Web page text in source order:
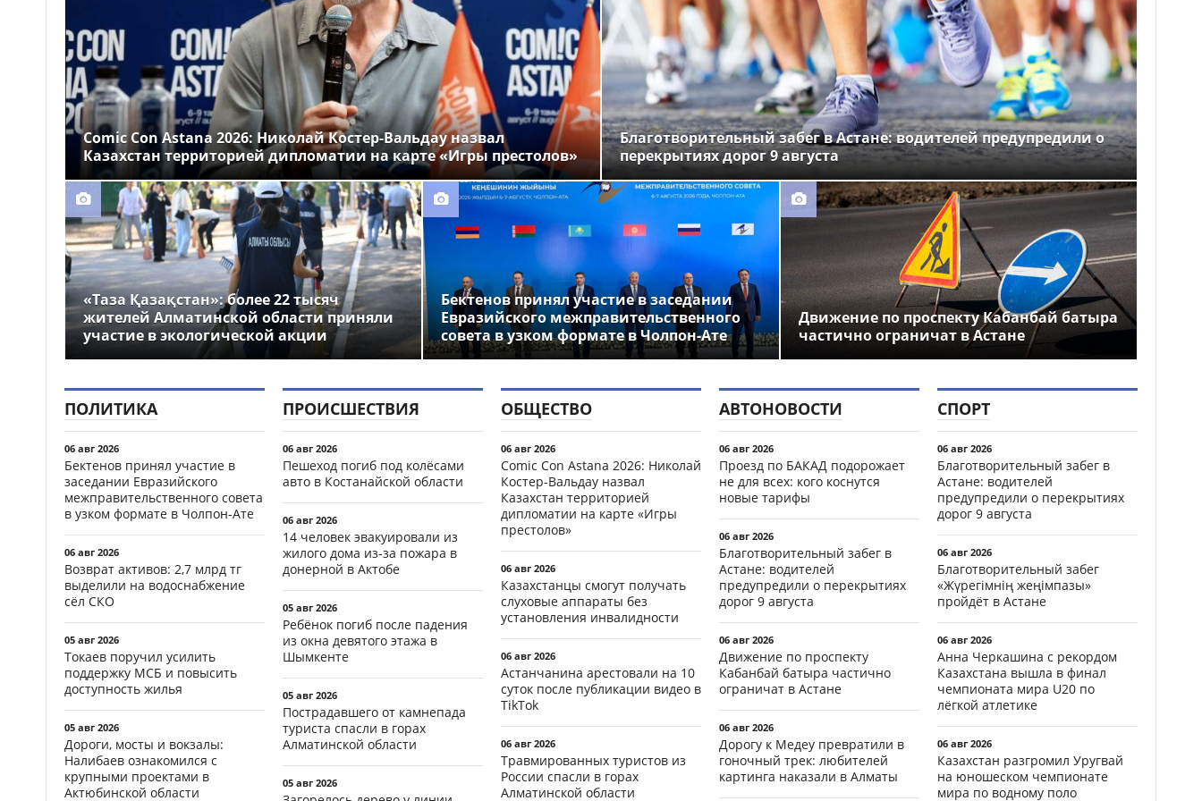
14:00
Более 1 млн тг: кому в
Казахстане предлагали
самые высокие зарплаты
12:55
Стало известно, на
какие специальности
выделили больше всего
грантов в Казахстане
Comic Con Astana 2026: Николай Костер-Вальдау назвал
Казахстан территорией дипломатии на карте «Игры престолов»
Благотворительный забег в Астане: водителей предупредили о
перекрытиях дорог 9 августа
«Таза Қазақстан»: более 22 тысяч
жителей Алматинской области приняли
участие в экологической акции
Бектенов принял участие в заседании
Евразийского межправительственного
совета в узком формате в Чолпон-Ате
Движение по проспекту Кабанбай батыра
частично ограничат в Астане
ПОЛИТИКА
06 авг 2026
Бектенов принял участие в
заседании Евразийского
межправительственного совета
в узком формате в Чолпон-Ате
06 авг 2026
Возврат активов: 2,7 млрд тг
выделили на водоснабжение
сёл СКО
05 авг 2026
Токаев поручил усилить
поддержку МСБ и повысить
доступность жилья
05 авг 2026
Дороги, мосты и вокзалы:
Налибаев ознакомился с
крупными проектами в
Актюбинской области
ПРОИСШЕСТВИЯ
06 авг 2026
Пешеход погиб под колёсами
авто в Костанайской области
06 авг 2026
14 человек эвакуировали из
жилого дома из-за пожара в
донерной в Актобе
05 авг 2026
Ребёнок погиб после падения
из окна девятого этажа в
Шымкенте
05 авг 2026
Пострадавшего от камнепада
туриста спасли в горах
Алматинской области
05 авг 2026
ОБЩЕСТВО
06 авг 2026
Comic Con Astana 2026: Николай
Костер-Вальдау назвал
Казахстан территорией
дипломатии на карте «Игры
престолов»
06 авг 2026
Казахстанцы смогут получать
слуховые аппараты без
установления инвалидности
06 авг 2026
Астанчанина арестовали на 10
суток после публикации видео в
TikTok
06 авг 2026
Травмированных туристов из
России спасли в горах
Алматинской области
АВТОНОВОСТИ
06 авг 2026
Проезд по БАКАД подорожает
не для всех: кого коснутся
новые тарифы
06 авг 2026
Благотворительный забег в
Астане: водителей
предупредили о перекрытиях
дорог 9 августа
06 авг 2026
Движение по проспекту
Кабанбай батыра частично
ограничат в Астане
06 авг 2026
Дорогу к Медеу превратили в
гоночный трек: любителей
картинга наказали в Алматы
СПОРТ
06 авг 2026
Благотворительный забег в
Астане: водителей
предупредили о перекрытиях
дорог 9 августа
06 авг 2026
Благотворительный забег
«Жүрегімнің жеңімпазы»
пройдёт в Астане
06 авг 2026
Анна Черкашина с рекордом
Казахстана вышла в финал
чемпионата мира U20 по
лёгкой атлетике
06 авг 2026
Казахстан разгромил Уругвай
на юношеском чемпионате
мира по водному поло